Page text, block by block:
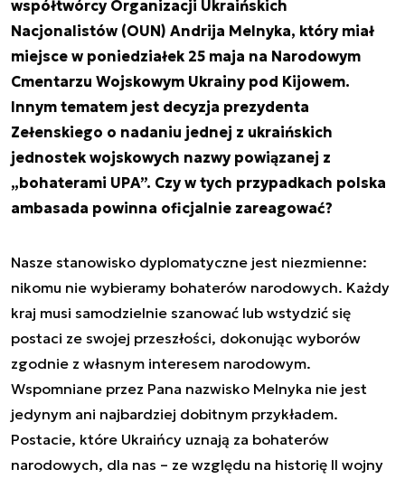
współtwórcy Organizacji Ukraińskich
Nacjonalistów (OUN) Andrija Melnyka, który miał
miejsce w poniedziałek 25 maja na Narodowym
Cmentarzu Wojskowym Ukrainy pod Kijowem.
Innym tematem jest decyzja prezydenta
Zełenskiego o nadaniu jednej z ukraińskich
jednostek wojskowych nazwy powiązanej z
„bohaterami UPA”. Czy w tych przypadkach polska
ambasada powinna oficjalnie zareagować?
Nasze stanowisko dyplomatyczne jest niezmienne:
nikomu nie wybieramy bohaterów narodowych. Każdy
kraj musi samodzielnie szanować lub wstydzić się
postaci ze swojej przeszłości, dokonując wyborów
zgodnie z własnym interesem narodowym.
Wspomniane przez Pana nazwisko Melnyka nie jest
jedynym ani najbardziej dobitnym przykładem.
Postacie, które Ukraińcy uznają za bohaterów
narodowych, dla nas – ze względu na historię II wojny